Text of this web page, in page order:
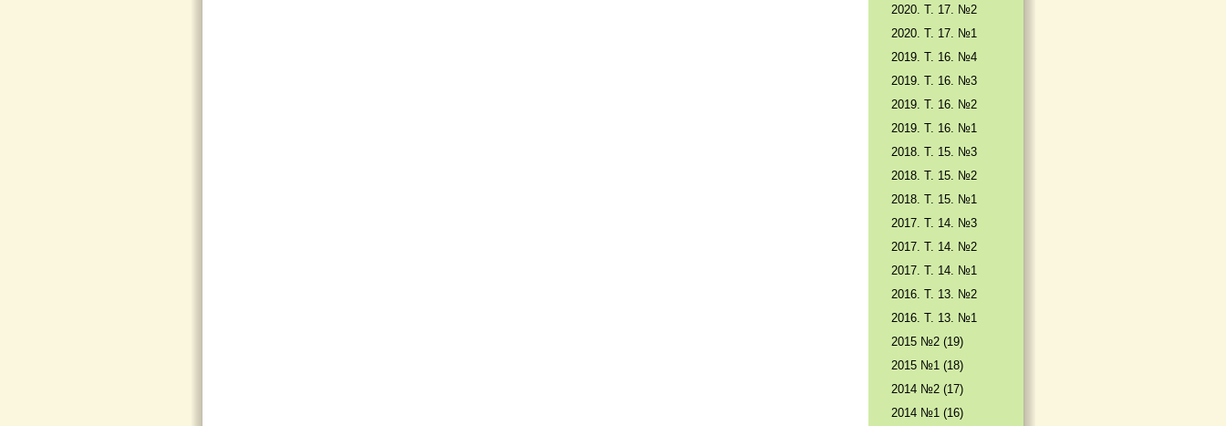
2020. Т. 17. №2
2020. Т. 17. №1
2019. Т. 16. №4
2019. Т. 16. №3
2019. Т. 16. №2
2019. Т. 16. №1
2018. Т. 15. №3
2018. Т. 15. №2
2018. Т. 15. №1
2017. T. 14. №3
2017. T. 14. №2
2017. T. 14. №1
2016. T. 13. №2
2016. T. 13. №1
2015 №2 (19)
2015 №1 (18)
2014 №2 (17)
2014 №1 (16)